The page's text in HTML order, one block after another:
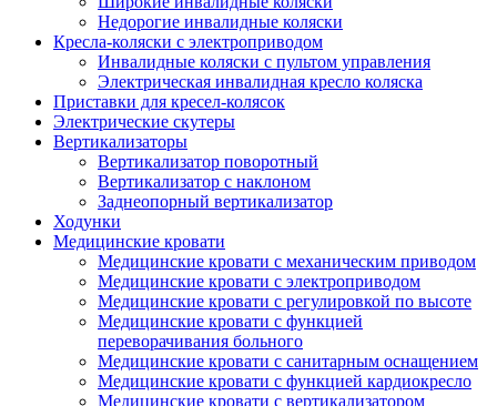
Недорогие инвалидные коляски
Кресла-коляски с электроприводом
Инвалидные коляски с пультом управления
Электрическая инвалидная кресло коляска
Приставки для кресел-колясок
Электрические скутеры
Вертикализаторы
Вертикализатор поворотный
Вертикализатор с наклоном
Заднеопорный вертикализатор
Ходунки
Медицинские кровати
Медицинские кровати с механическим приводом
Медицинские кровати с электроприводом
Медицинские кровати с регулировкой по высоте
Медицинские кровати с функцией
переворачивания больного
Медицинские кровати с санитарным оснащением
Медицинские кровати с функцией кардиокресло
Медицинские кровати с вертикализатором